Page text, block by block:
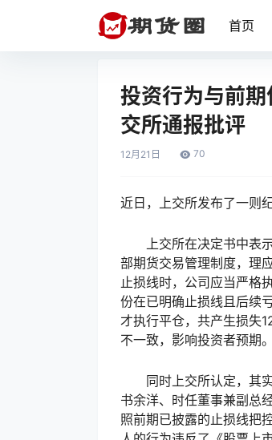
首页
投资行为与前
交所通报批评
12月 21日 70
近日，上交所发布了一则
上交所在决定书中表示
部期货交易管理制度，理
止损线时，公司应当严格
份在已明确止损线且后续
才执行平仓，共产生损失
不一致，影响投资者预期
同时上交所认定，其实
书余洋、时任董事兼副总
照前期已披露的止损线把